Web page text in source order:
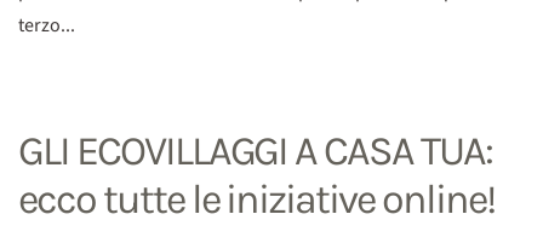
terzo...
GLI ECOVILLAGGI A CASA TUA:
ecco tutte le iniziative online!